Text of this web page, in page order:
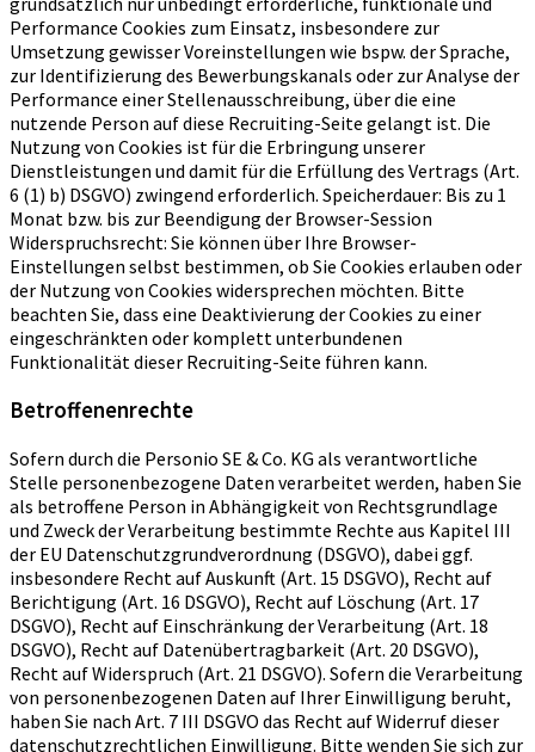
Performance Cookies zum Einsatz, insbesondere zur
Umsetzung gewisser Voreinstellungen wie bspw. der Sprache,
zur Identifizierung des Bewerbungskanals oder zur Analyse der
Performance einer Stellenausschreibung, über die eine
nutzende Person auf diese Recruiting-Seite gelangt ist. Die
Nutzung von Cookies ist für die Erbringung unserer
Dienstleistungen und damit für die Erfüllung des Vertrags (Art.
6 (1) b) DSGVO) zwingend erforderlich. Speicherdauer: Bis zu 1
Monat bzw. bis zur Beendigung der Browser-Session
Widerspruchsrecht: Sie können über Ihre Browser-
Einstellungen selbst bestimmen, ob Sie Cookies erlauben oder
der Nutzung von Cookies widersprechen möchten. Bitte
beachten Sie, dass eine Deaktivierung der Cookies zu einer
eingeschränkten oder komplett unterbundenen
Funktionalität dieser Recruiting-Seite führen kann.
Betroffenenrechte
Sofern durch die Personio SE & Co. KG als verantwortliche
Stelle personenbezogene Daten verarbeitet werden, haben Sie
als betroffene Person in Abhängigkeit von Rechtsgrundlage
und Zweck der Verarbeitung bestimmte Rechte aus Kapitel III
der EU Datenschutzgrundverordnung (DSGVO), dabei ggf.
insbesondere Recht auf Auskunft (Art. 15 DSGVO), Recht auf
Berichtigung (Art. 16 DSGVO), Recht auf Löschung (Art. 17
DSGVO), Recht auf Einschränkung der Verarbeitung (Art. 18
DSGVO), Recht auf Datenübertragbarkeit (Art. 20 DSGVO),
Recht auf Widerspruch (Art. 21 DSGVO). Sofern die Verarbeitung
von personenbezogenen Daten auf Ihrer Einwilligung beruht,
haben Sie nach Art. 7 III DSGVO das Recht auf Widerruf dieser
datenschutzrechtlichen Einwilligung. Bitte wenden Sie sich zur